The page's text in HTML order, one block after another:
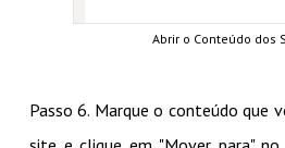
Abrir o Conteúdo dos
Passo 6. Marque o conteúdo que